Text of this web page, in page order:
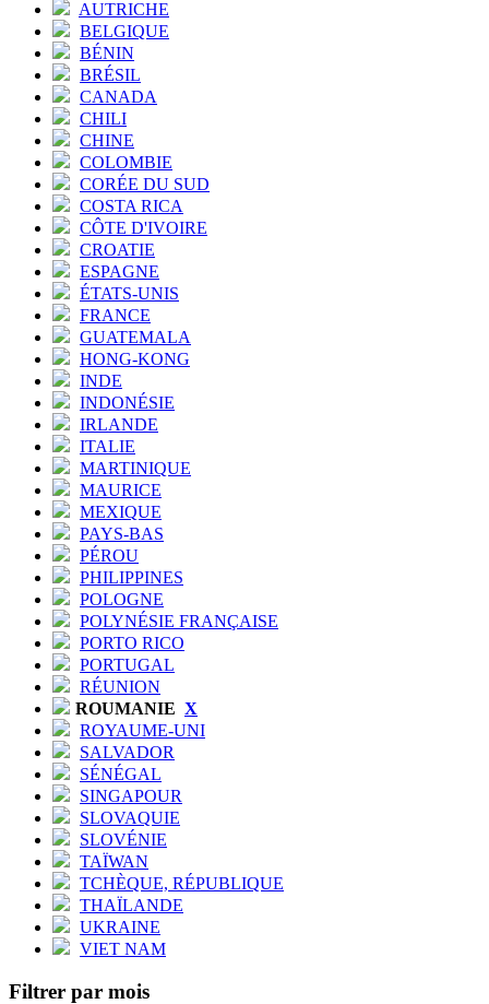
AUTRICHE
BELGIQUE
BÉNIN
BRÉSIL
CANADA
CHILI
CHINE
COLOMBIE
CORÉE DU SUD
COSTA RICA
CÔTE D'IVOIRE
CROATIE
ESPAGNE
ÉTATS-UNIS
FRANCE
GUATEMALA
HONG-KONG
INDE
INDONÉSIE
IRLANDE
ITALIE
MARTINIQUE
MAURICE
MEXIQUE
PAYS-BAS
PÉROU
PHILIPPINES
POLOGNE
POLYNÉSIE FRANÇAISE
PORTO RICO
PORTUGAL
RÉUNION
ROUMANIE X
ROYAUME-UNI
SALVADOR
SÉNÉGAL
SINGAPOUR
SLOVAQUIE
SLOVÉNIE
TAÏWAN
TCHÈQUE, RÉPUBLIQUE
THAÏLANDE
UKRAINE
VIET NAM
Filtrer par mois